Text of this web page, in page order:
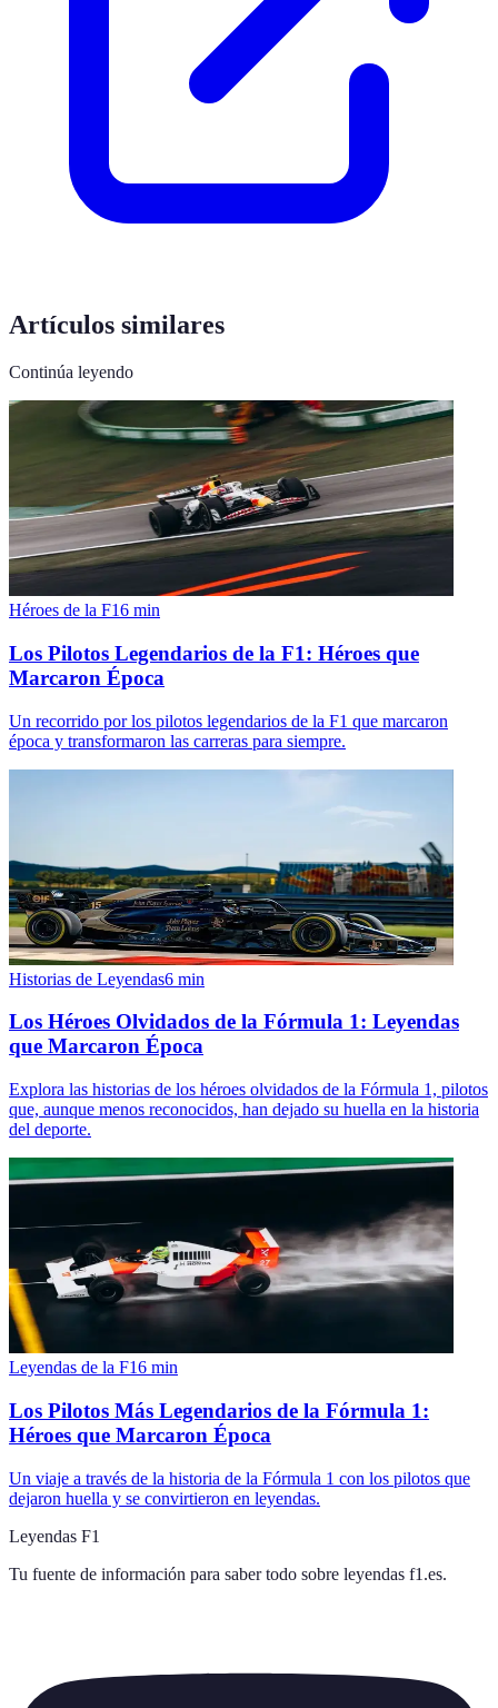
Artículos similares
Continúa leyendo
Héroes de la F16 min
Los Pilotos Legendarios de la F1: Héroes que
Marcaron Época
Un recorrido por los pilotos legendarios de la F1 que marcaron
época y transformaron las carreras para siempre.
Historias de Leyendas6 min
Los Héroes Olvidados de la Fórmula 1: Leyendas
que Marcaron Época
Explora las historias de los héroes olvidados de la Fórmula 1, pilotos
que, aunque menos reconocidos, han dejado su huella en la historia
del deporte.
Leyendas de la F16 min
Los Pilotos Más Legendarios de la Fórmula 1:
Héroes que Marcaron Época
Un viaje a través de la historia de la Fórmula 1 con los pilotos que
dejaron huella y se convirtieron en leyendas.
Leyendas F1
Tu fuente de información para saber todo sobre leyendas f1.es.